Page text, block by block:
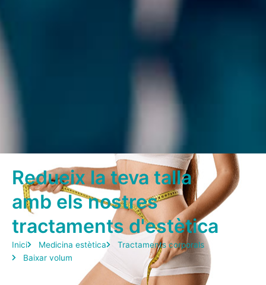
Redueix la teva talla
amb els nostres
tractaments d'estètica
Inici Medicina estètica
Tractaments corporals
Baixar volum